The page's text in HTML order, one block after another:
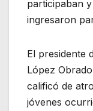
participaban
ingresaron
El presidente
López
calificó de
jóvenes